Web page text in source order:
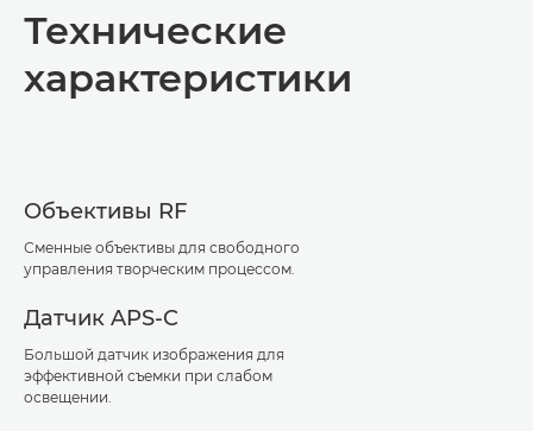
Технические
характеристики
Объективы RF
Сменные объективы для свободного
управления творческим процессом.
Датчик APS-C
Большой датчик изображения для
эффективной съемки при слабом
освещении.